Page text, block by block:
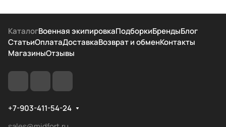
КаталогВоенная экипировкаПодборкиБрендыБлог
СтатьиОплатаДоставкаВозврат и обменКонтакты
МагазиныОтзывы
+7-903-411-54-24